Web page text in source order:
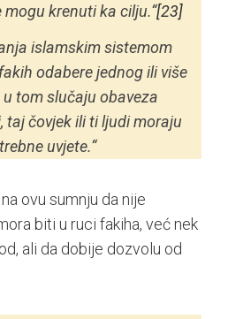
mogu krenuti ka cilju.“[23]
islamskim sistemom
odabere jednog ili više
tom slučaju obaveza
taj čovjek ili ti ljudi moraju
uvjete.“
ovu sumnju da nije
biti u ruci fakiha, već nek
ali da dobije dozvolu od